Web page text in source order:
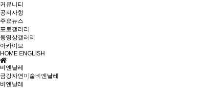
커뮤니티
공지사항
주요뉴스
포토갤러리
동영상갤러리
아카이브
HOME ENGLISH
비엔날레
금강자연미술비엔날레
비엔날레